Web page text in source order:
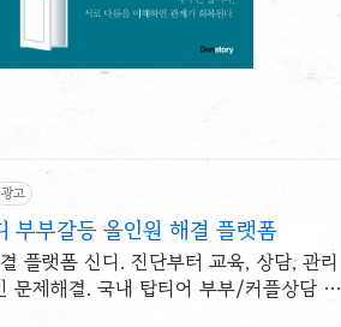
광고
부부갈등 올인원 해결 플랫폼
플랫폼 신디. 진단부터 교육, 상담, 관리
문제해결. 국내 탑티어 부부/커플상담 전